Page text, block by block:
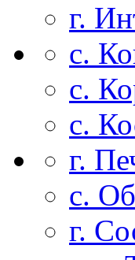
г.
с.
с.
с.
г.
с.
г.